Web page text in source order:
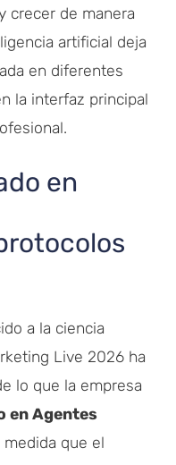
crecer de manera
artificial deja
en diferentes
la interfaz principal
en
a la ciencia
Live 2026 ha
lo que la empresa
en Agentes
que el